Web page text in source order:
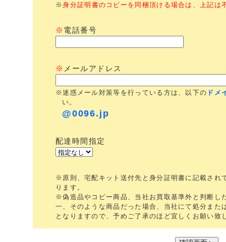
※身分証明書のコピーを同梱頂ける場合は、上記は
※ 電話番号
※ メールアドレス
※迷惑メール対策等を行っている方は、以下の ドメ
い。
@0096.jp
配達時間指定
※原則、宅配キット送付先と身分証明書に記載され
ります。
※偽造品やコピー商品、当社お買取基準外と判断し
一、そのような商品だった場合、当社にて処分また
となりますので、予めご了承のほど宜しくお願い致